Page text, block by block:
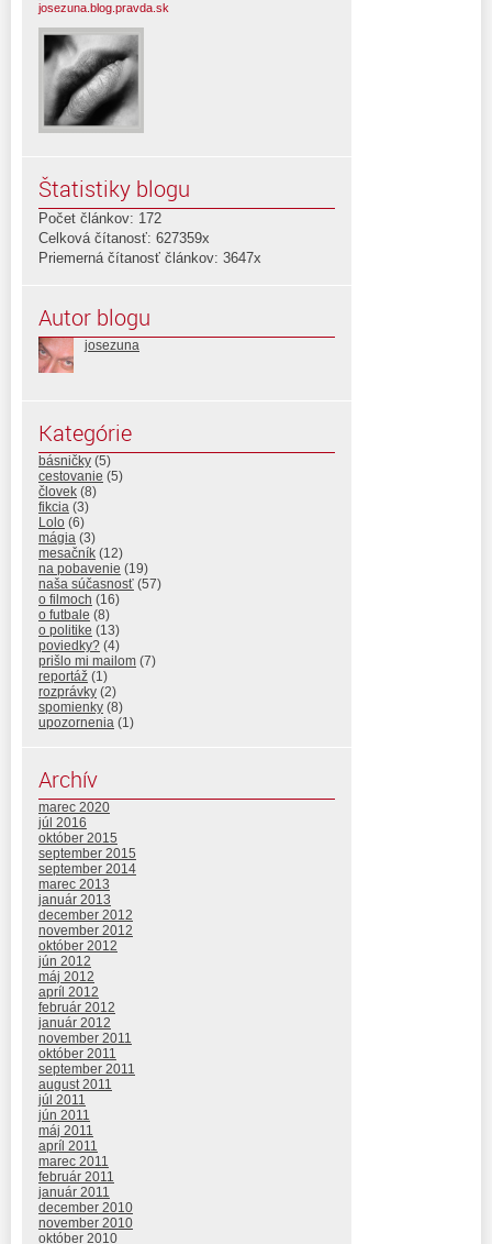
josezuna.blog.pravda.sk
Štatistiky blogu
Počet článkov: 172
Celková čítanosť: 627359x
Priemerná čítanosť článkov: 3647x
Autor blogu
josezuna
Kategórie
básničky (5)
cestovanie (5)
človek (8)
fikcia (3)
Lolo (6)
mágia (3)
mesačník (12)
na pobavenie (19)
naša súčasnosť (57)
o filmoch (16)
o futbale (8)
o politike (13)
poviedky? (4)
prišlo mi mailom (7)
reportáž (1)
rozprávky (2)
spomienky (8)
upozornenia (1)
Archív
marec 2020
júl 2016
október 2015
september 2015
september 2014
marec 2013
január 2013
december 2012
november 2012
október 2012
jún 2012
máj 2012
apríl 2012
február 2012
január 2012
november 2011
október 2011
september 2011
august 2011
júl 2011
jún 2011
máj 2011
apríl 2011
marec 2011
február 2011
január 2011
december 2010
november 2010
október 2010